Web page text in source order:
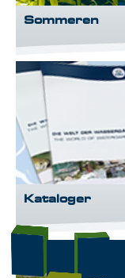
Sommeren
Kataloger